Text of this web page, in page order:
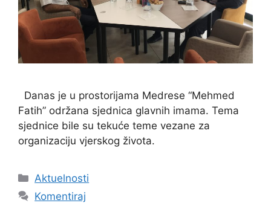
Danas je u prostorijama Medrese “Mehmed
Fatih” održana sjednica glavnih imama. Tema
sjednice bile su tekuće teme vezane za
organizaciju vjerskog života.
Kategorije
Aktuelnosti
Komentiraj